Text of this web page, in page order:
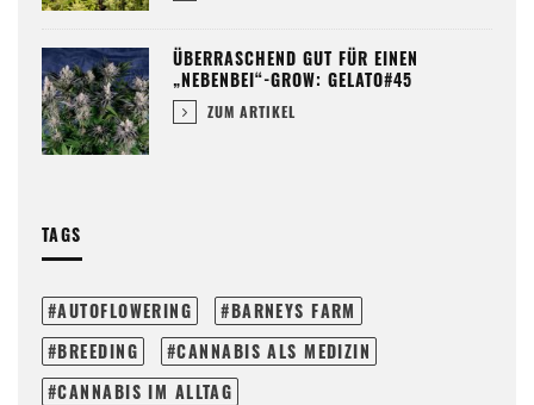
ÜBERRASCHEND GUT FÜR EINEN
„NEBENBEI“-GROW: GELATO#45
ZUM ARTIKEL
TAGS
AUTOFLOWERING
BARNEYS FARM
BREEDING
CANNABIS ALS MEDIZIN
CANNABIS IM ALLTAG